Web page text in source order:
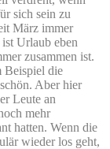
sich sein zu
März immer
Urlaub eben
zusammen ist.
Beispiel die
Aber hier
Leute an
mehr
hatten. Wenn die
wieder los geht,